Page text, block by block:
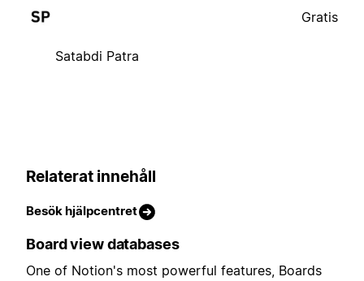
Satabdi Patra
Gratis
Relaterat innehåll
Besök hjälpcentret
Board view databases
One of Notion's most powerful features, Boards